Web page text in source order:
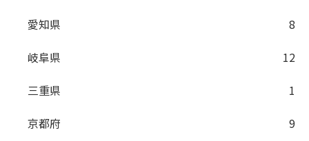
愛知県
8
岐阜県
12
三重県
1
京都府
9